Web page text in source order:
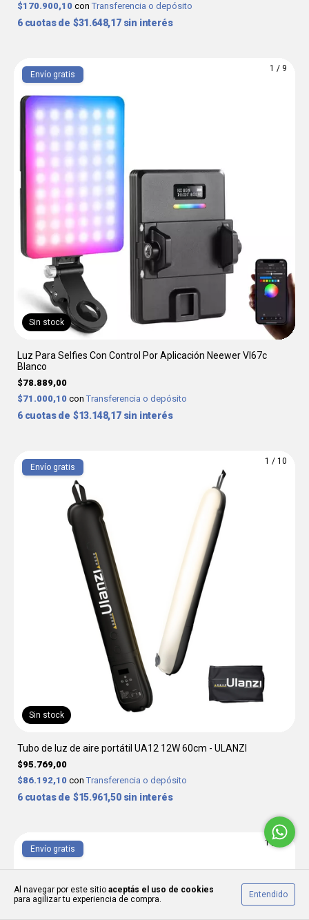
Al navegar por este sitio aceptás el uso de cookies
para agilizar tu experiencia de compra.
Entendido
$170.900,10 con Transferencia o depósito
6 $31.648,17 sin interés
1 / 9
Sin stock
Envío gratis
Luz Para Selfies Con Control Por Aplicación Neewer Vl67c
Blanco
$78.889,00
$71.000,10 con Transferencia o depósito
6 $13.148,17 sin interés
1 / 10
Sin stock
Envío gratis
Tubo de luz de aire portátil UA12 12W 60cm - ULANZI
$95.769,00
$86.192,10 con Transferencia o depósito
6 $15.961,50 sin interés
1/ 10
Envío gratis